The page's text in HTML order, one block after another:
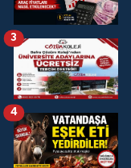
3
4